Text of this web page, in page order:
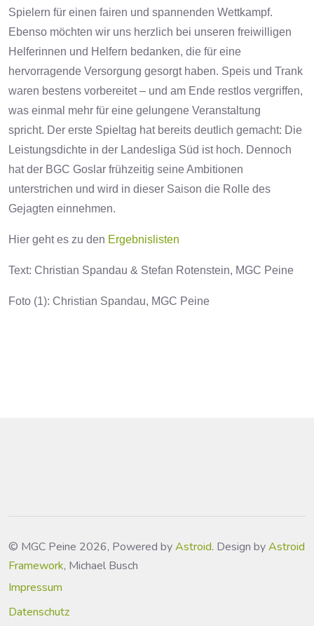
Spielern für einen fairen und spannenden Wettkampf.
Ebenso möchten wir uns herzlich bei unseren freiwilligen
Helferinnen und Helfern bedanken, die für eine
hervorragende Versorgung gesorgt haben. Speis und Trank
waren bestens vorbereitet – und am Ende restlos vergriffen,
was einmal mehr für eine gelungene Veranstaltung
spricht. Der erste Spieltag hat bereits deutlich gemacht: Die
Leistungsdichte in der Landesliga Süd ist hoch. Dennoch
hat der BGC Goslar frühzeitig seine Ambitionen
unterstrichen und wird in dieser Saison die Rolle des
Gejagten einnehmen.
Hier geht es zu den Ergebnislisten
Text: Christian Spandau & Stefan Rotenstein, MGC Peine
Foto (1): Christian Spandau, MGC Peine
© MGC Peine 2026, Powered byAstroid. Design byAstroid
Framework, Michael Busch
Impressum
Datenschutz